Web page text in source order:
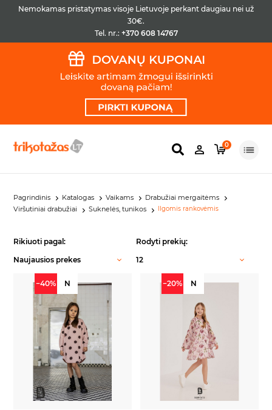
Nemokamas pristatymas visoje Lietuvoje perkant daugiau nei už
30€.
Tel. nr.: +370 608 14767
0
Pagrindinis Katalogas Vaikams
Drabužiai mergaitėms
Viršutiniai drabužiai
Suknelės, tunikos Ilgomis rankovėmis
Rikiuoti pagal:
Naujausios prekes
Rodyti prekių:
12
−40% N −20% N